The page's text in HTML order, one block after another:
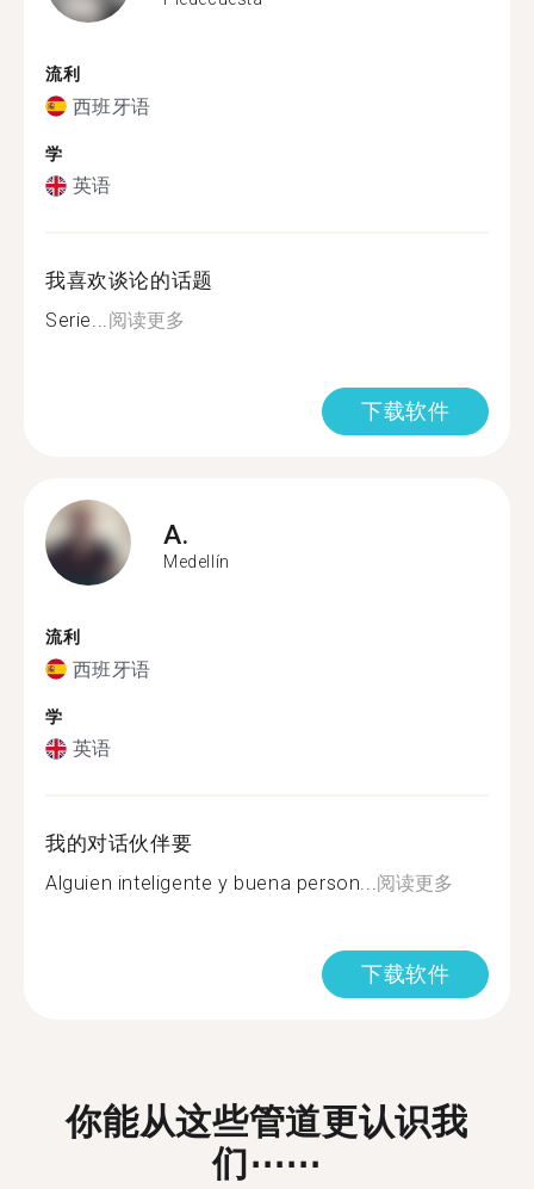
流利
西班牙语
学
英语
我喜欢谈论的话题
Serie...阅读更多
下载软件
A.
Medellín
流利
西班牙语
学
英语
我的对话伙伴要
Alguien inteligente y buena person...阅读更多
下载软件
你能从这些管道更认识我
们⋯⋯